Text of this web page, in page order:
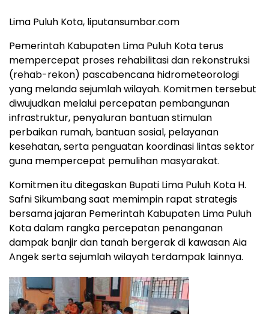
Lima Puluh Kota, liputansumbar.com
Pemerintah Kabupaten Lima Puluh Kota terus
mempercepat proses rehabilitasi dan rekonstruksi
(rehab-rekon) pascabencana hidrometeorologi
yang melanda sejumlah wilayah. Komitmen tersebut
diwujudkan melalui percepatan pembangunan
infrastruktur, penyaluran bantuan stimulan
perbaikan rumah, bantuan sosial, pelayanan
kesehatan, serta penguatan koordinasi lintas sektor
guna mempercepat pemulihan masyarakat.
Komitmen itu ditegaskan Bupati Lima Puluh Kota H.
Safni Sikumbang saat memimpin rapat strategis
bersama jajaran Pemerintah Kabupaten Lima Puluh
Kota dalam rangka percepatan penanganan
dampak banjir dan tanah bergerak di kawasan Aia
Angek serta sejumlah wilayah terdampak lainnya.